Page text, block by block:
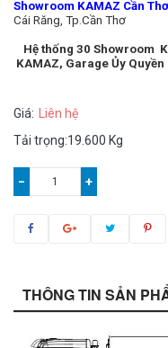
Showroom KAMAZ Cần
Cái Răng, Tp.Cần Thơ
Hệ thống 30 Showroom
KAMAZ, Garage Ủy
Giá: Liên hệ
Tải trọng:19.600 Kg
− +
THÔNG TIN SẢN